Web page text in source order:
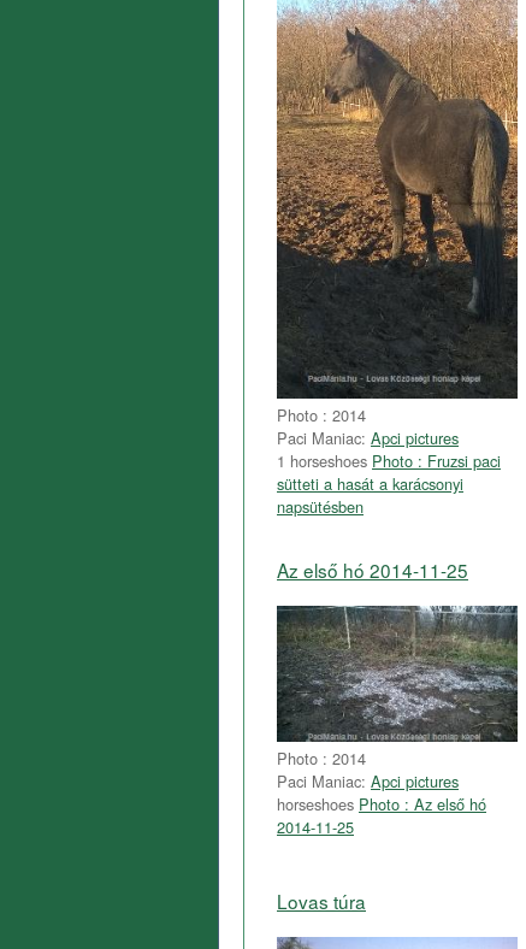
Photo : 2014
Paci Maniac: Apci pictures
1 horseshoes Photo : Fruzsi paci
sütteti a hasát a karácsonyi
napsütésben
Az első hó 2014-11-25
Photo : 2014
Paci Maniac: Apci pictures
horseshoes Photo : Az első hó
2014-11-25
Lovas túra